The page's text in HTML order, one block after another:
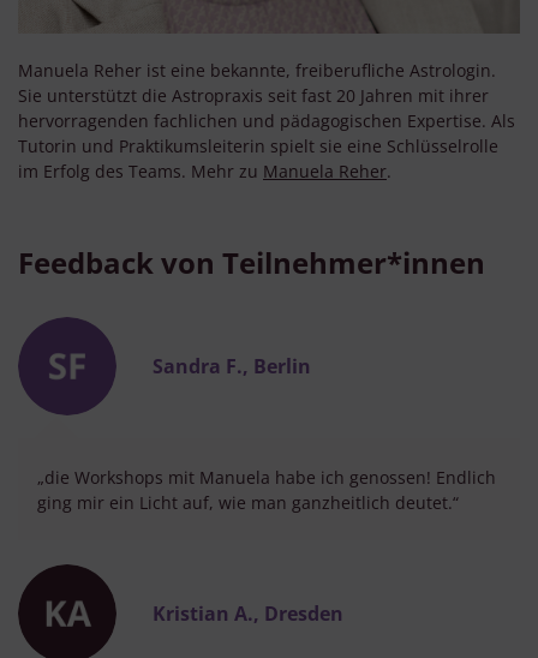
Manuela Reher ist eine bekannte, freiberufliche Astrologin.
Sie unterstützt die Astropraxis seit fast 20 Jahren mit ihrer
hervorragenden fachlichen und pädagogischen Expertise. Als
Tutorin und Praktikumsleiterin spielt sie eine Schlüsselrolle
im Erfolg des Teams. Mehr zu Manuela Reher.
Feedback von Teilnehmer*innen
Sandra F., Berlin
„die Workshops mit Manuela habe ich genossen! Endlich
ging mir ein Licht auf, wie man ganzheitlich deutet.“
Kristian A., Dresden